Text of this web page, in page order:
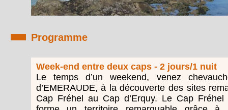
Programme
Week-end entre deux caps - 2 jours/1 nuit
Le temps d’un weekend, venez
d’EMERAUDE, à la découverte des sites
Cap Fréhel au Cap d’Erquy. Le Cap Fréhel